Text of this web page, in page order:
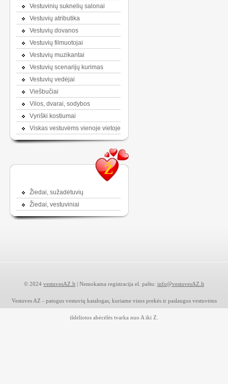
Vestuvinių suknelių salonai
Vestuvių atributika
Vestuvių dovanos
Vestuvių filmuotojai
Vestuvių muzikantai
Vestuvių scenarijų kurimas
Vestuvių vedėjai
Viešbučiai
Vilos, dvarai, sodybos
Vyriški kostiumai
Viskas vestuvėms vienoje vietoje
Ž
Žiedai, sužadėtuvių
Žiedai, vestuviniai
© 2024 vestuvesAZ.lt | Nemokama registracija el. paštu: info@vestuvesAZ.lt
Vestuves AZ - patogus vestuvių katalogas, kuriame visos prekės ir paslaugos vestuvėms
išdėliotos abėcėlės tvarka nuo A iki Z.